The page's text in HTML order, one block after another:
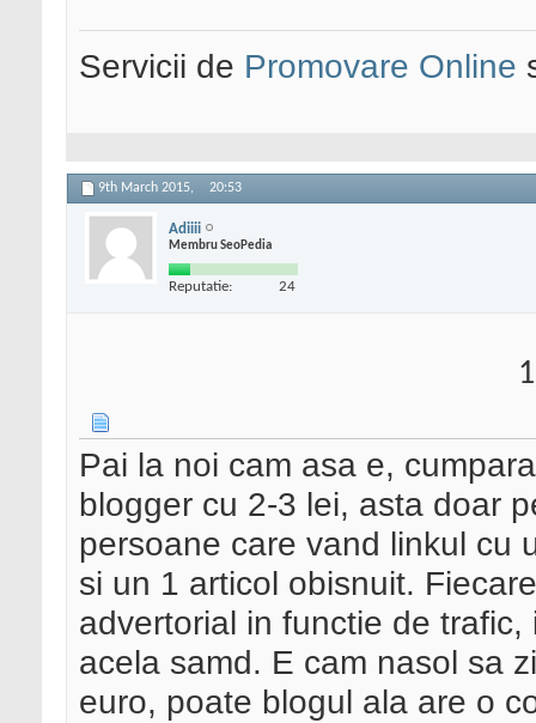
Servicii de Promovare Online
9th March 2015, 20:53
Adiiii
Membru SeoPedia
Reputatie: 24
Pai la noi cam asa e,
blogger cu 2-3 lei, asta doar
persoane care vand linkul cu
si un 1 articol obisnuit.
advertorial in functie de
acela samd. E cam nasol sa
euro, poate blogul ala are o